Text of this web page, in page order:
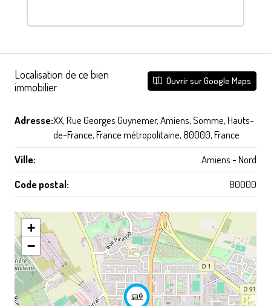
Localisation de ce bien
immobilier
Ouvrir sur Google Maps
Adresse:XX, Rue Georges Guynemer, Amiens, Somme, Hauts-
de-France, France métropolitaine, 80000, France
Ville:
Amiens - Nord
Code postal:
80000
+
−